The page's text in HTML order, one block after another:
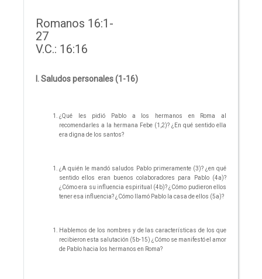
Romanos 16:1-
27
V.C.: 16:16
I. Saludos personales (1-16)
¿Qué les pidió Pablo a los hermanos en Roma al
recomendarles a la hermana Febe (1,2)? ¿En qué sentido ella
era digna de los santos?
¿A quién le mandó saludos Pablo primeramente (3)? ¿en qué
sentido ellos eran buenos colaboradores para Pablo (4a)?
¿Cómo era su influencia espiritual (4b)? ¿Cómo pudieron ellos
tener esa influencia? ¿Cómo llamó Pablo la casa de ellos (5a)?
Hablemos de los nombres y de las características de los que
recibieron esta salutación (5b-15) ¿Cómo se manifestó el amor
de Pablo hacia los hermanos en Roma?